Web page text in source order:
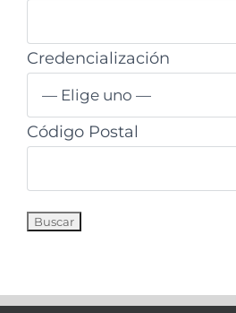
Credencialización
Código Postal